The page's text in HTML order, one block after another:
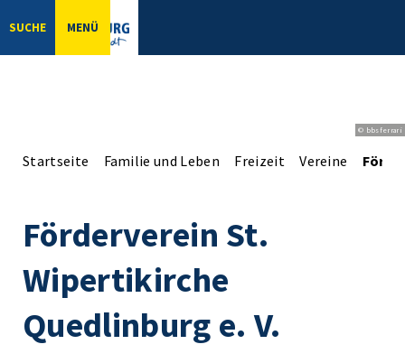
SUCHE MENÜ
© bbsferrari
Startseite Familie und Leben Freizeit Vereine
Förderverein St.
Wipertikirche
Quedlinburg e. V.